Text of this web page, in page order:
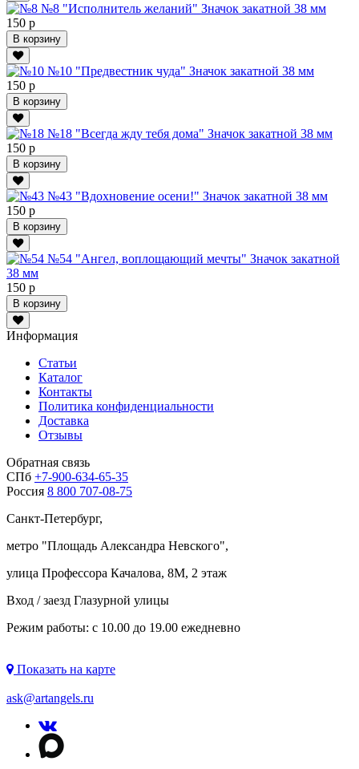
№8 "Исполнитель желаний" Значок закатной 38 мм
150 р
В корзину
№10 "Предвестник чуда" Значок закатной 38 мм
150 р
В корзину
№18 "Всегда жду тебя дома" Значок закатной 38 мм
150 р
В корзину
№43 "Вдохновение осени!" Значок закатной 38 мм
150 р
В корзину
№54 "Ангел, воплощающий мечты" Значок закатной
38 мм
150 р
В корзину
Информация
Статьи
Каталог
Контакты
Политика конфиденциальности
Доставка
Отзывы
Обратная связь
СПб +7-900-634-65-35
Россия 8 800 707-08-75
Санкт-Петербург,
метро "Площадь Александра Невского",
улица Профессора Качалова, 8М, 2 этаж
Вход / заезд Глазурной улицы
Режим работы: с 10.00 до 19.00 ежедневно
Показать на карте
ask@artangels.ru